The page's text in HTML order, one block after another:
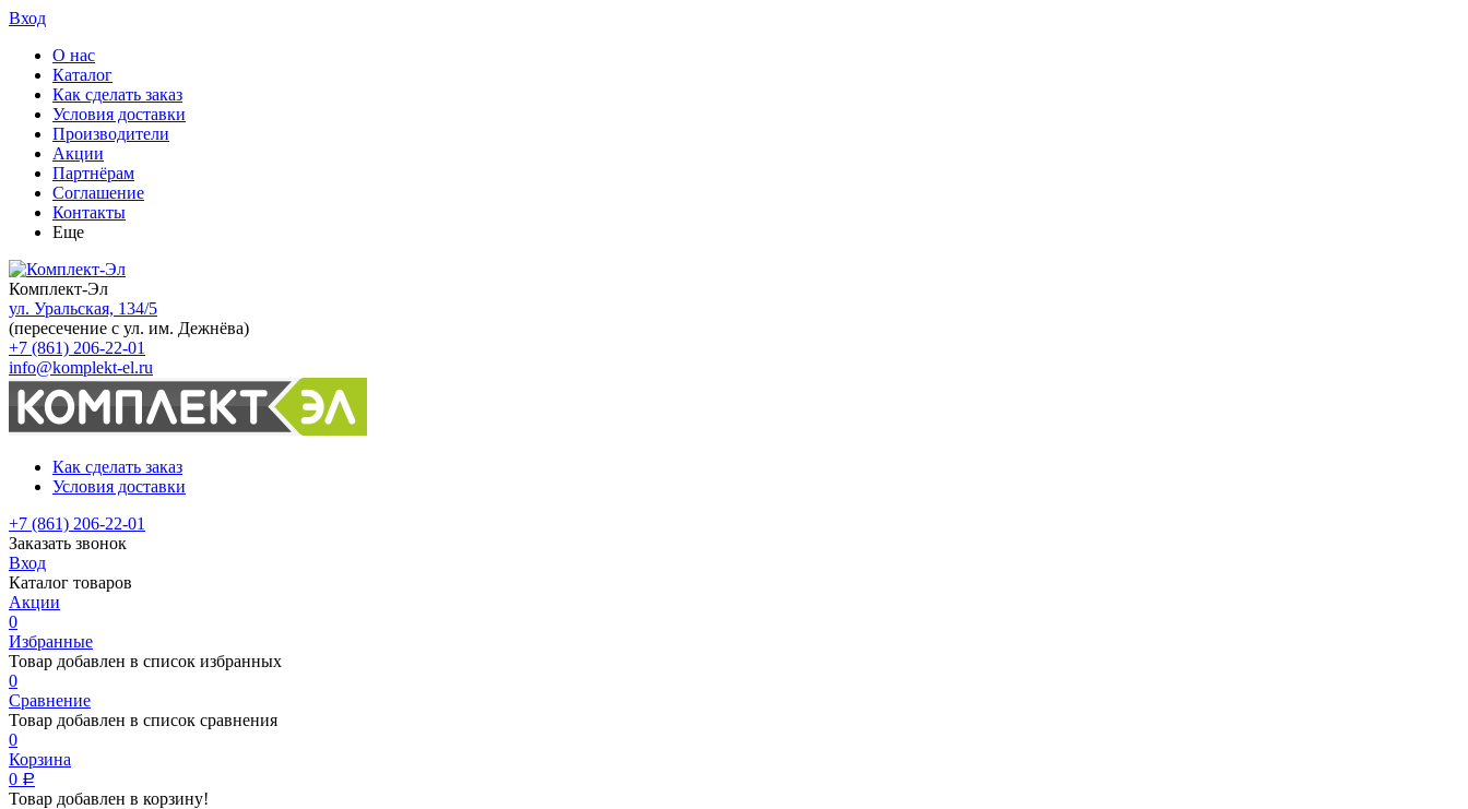
Вход
О нас
Каталог
Как сделать заказ
Условия доставки
Производители
Акции
Партнёрам
Соглашение
Контакты
Еще
Комплект-Эл
ул. Уральская, 134/5
(пересечение с ул. им. Дежнёва)
+7 (861) 206-22-01
info@komplekt-el.ru
Как сделать заказ
Условия доставки
+7 (861) 206-22-01
Заказать звонок
Вход
Каталог товаров
Акции
0
Избранные
Товар добавлен в список избранных
0
Сравнение
Товар добавлен в список сравнения
0
Корзина
0 Р
Товар добавлен в корзину!